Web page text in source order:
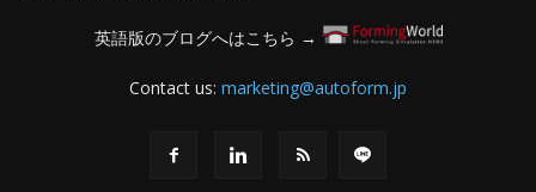
英語版のブログへはこちら →
Contact us: marketing@autoform.jp